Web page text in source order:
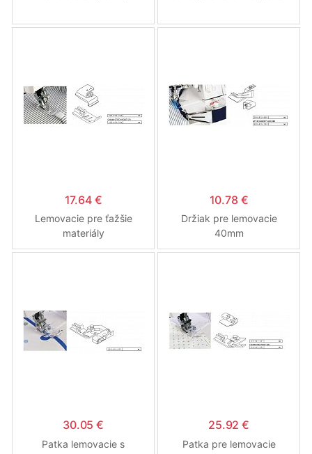
17.64 €
Lemovacie pre ťažšie
materiály
10.78 €
Držiak pre lemovacie
40mm
30.05 €
Patka lemovacie s
25.92 €
Patka pre lemovacie